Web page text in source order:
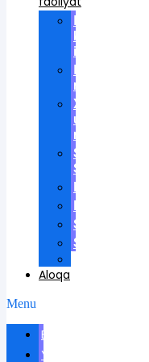
Ilmiy
kengashlarda
ishtirok
Ilmiy
rahbarlik
Xalqaro
universitetda
ma'ruzalar
Scientific
School
Mukofotlar
Patentlar
Sertifikatlar
Shartnomalar
Aloqa
Menu
Biografiya
Yangiliklar